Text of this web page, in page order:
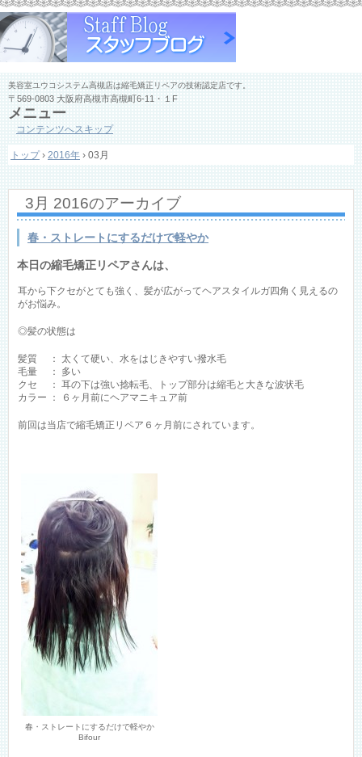
美容室ユウコシステム高槻店は縮毛矯正リペアの技術認定店です。
〒569-0803 大阪府高槻市高槻町6-11・１F
メニュー
コンテンツへスキップ
トップ › 2016年 › 03月
3月 2016のアーカイブ
春・ストレートにするだけで軽やか
本日の縮毛矯正リペアさんは、
耳から下クセがとても強く、髪が広がってヘアスタイルガ四角く見えるの
がお悩み。
◎髪の状態は
髪質 ： 太くて硬い、水をはじきやすい撥水毛
毛量 ： 多い
クセ ： 耳の下は強い捻転毛、トップ部分は縮毛と大きな波状毛
カラー ： ６ヶ月前にヘアマニキュア前
前回は当店で縮毛矯正リペア６ヶ月前にされています。
春・ストレートにするだけで軽やか
Bifour